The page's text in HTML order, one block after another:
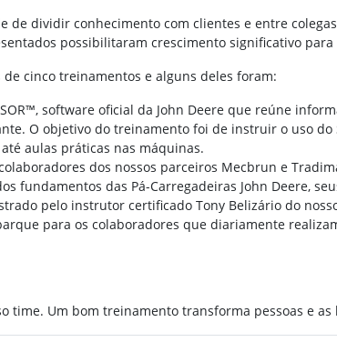
dividir conhecimento com clientes e entre
possibilitaram crescimento significativo
cinco treinamentos e alguns deles foram:
software oficial da John Deere que reúne
O objetivo do treinamento foi de instruir o uso do
aulas práticas nas máquinas.
dos nossos parceiros Mecbrun e
fundamentos das Pá-Carregadeiras John Deere,
pelo instrutor certificado Tony Belizário do
para os colaboradores que diariamente
time. Um bom treinamento transforma pessoas e